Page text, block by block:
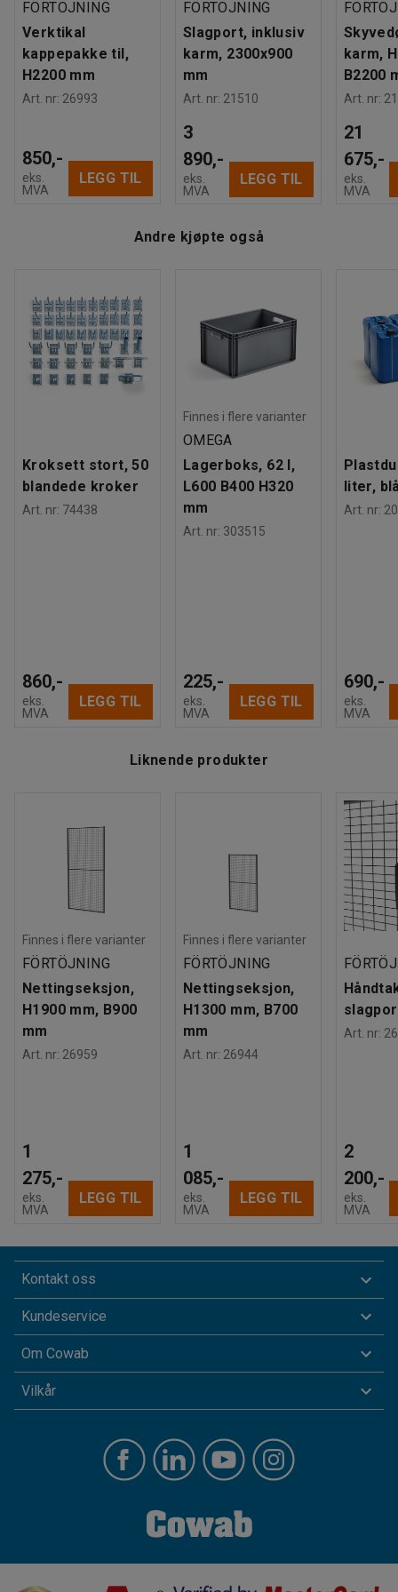
FÖRTÖJNING
Verktikal
kappepakke til,
H2200 mm
Art. nr: 26993
850,-
eks.
MVA
LEGG TIL
FÖRTÖJNING
Slagport, inklusiv
karm, 2300x900
mm
Art. nr: 21510
3
890,-
eks.
MVA
LEGG TIL
karm,
B2200
Art. nr:
21
675,-
eks.
MVA
Andre kjøpte også
Kroksett stort, 50
blandede kroker
Art. nr: 74438
860,-
eks.
MVA
LEGG TIL
Finnes i flere varianter
OMEGA
Lagerboks, 62 l,
L600 B400 H320
mm
Art. nr: 303515
225,-
eks.
MVA
LEGG TIL
liter,
Art. nr:
690,-
eks.
MVA
Liknende produkter
Finnes i flere varianter
FÖRTÖJNING
Nettingseksjon,
H1900 mm, B900
mm
Art. nr: 26959
1
275,-
eks.
MVA
LEGG TIL
Finnes i flere varianter
FÖRTÖJNING
Nettingseksjon,
H1300 mm, B700
mm
Art. nr: 26944
1
085,-
eks.
MVA
LEGG TIL
Art. nr:
2
200,-
eks.
MVA
Kontakt oss
Kundeservice
Om Cowab
Vilkår